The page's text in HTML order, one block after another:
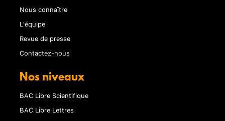
Nous connaître
L'équipe
Revue de presse
Contactez-nous
Nos niveaux
BAC Libre Scientifique
BAC Libre Lettres